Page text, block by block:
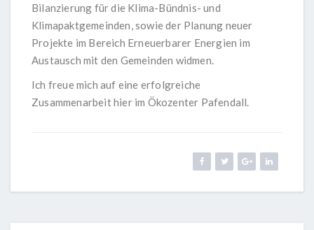
Bilanzierung für die Klima-Bündnis- und
Klimapaktgemeinden, sowie der Planung neuer
Projekte im Bereich Erneuerbarer Energien im
Austausch mit den Gemeinden widmen.
Ich freue mich auf eine erfolgreiche
Zusammenarbeit hier im Ökozenter Pafendall.